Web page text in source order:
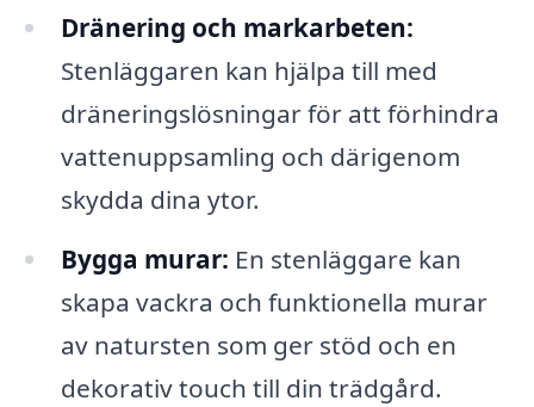
Dränering och markarbeten:
Stenläggaren kan hjälpa till med
dräneringslösningar för att förhindra
vattenuppsamling och därigenom
skydda dina ytor.
Bygga murar: En stenläggare kan
skapa vackra och funktionella murar
av natursten som ger stöd och en
dekorativ touch till din trädgård.